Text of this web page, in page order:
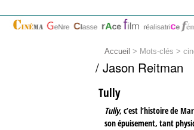
Accueil > Mots-clés >
/ Jason Reitman
Tully
Tully, c’est l’histoire de
son épuisement, tant